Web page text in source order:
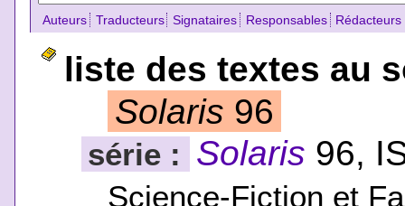
Auteurs Traducteurs Signataires Responsables Rédacteurs
liste des textes au
Solaris 96
série : Solaris 96,
Science-Fiction et